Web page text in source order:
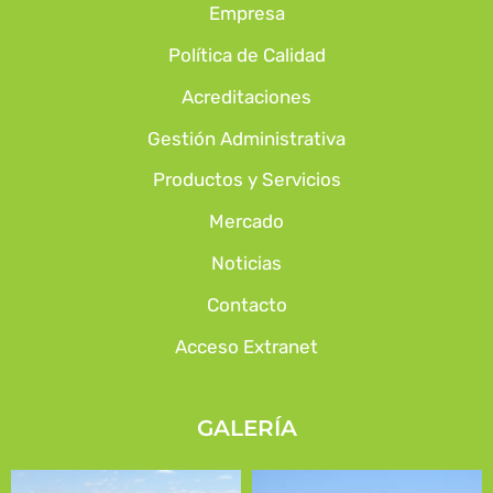
Empresa
Política de Calidad
Acreditaciones
Gestión Administrativa
Productos y Servicios
Mercado
Noticias
Contacto
Acceso Extranet
GALERÍA